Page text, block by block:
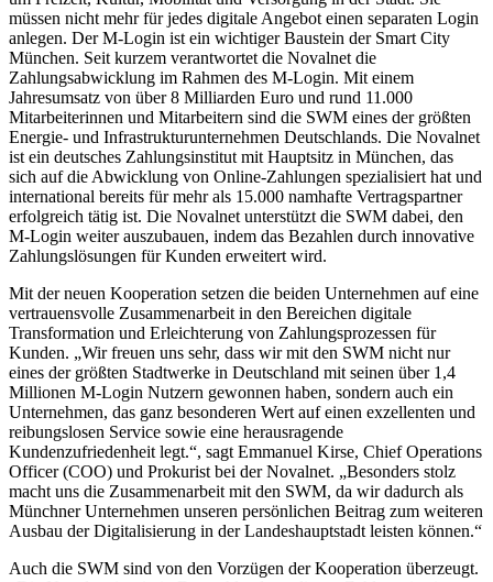
müssen nicht mehr für jedes digitale Angebot einen separaten Login
anlegen. Der M-Login ist ein wichtiger Baustein der Smart City
München. Seit kurzem verantwortet die Novalnet die
Zahlungsabwicklung im Rahmen des M-Login. Mit einem
Jahresumsatz von über 8 Milliarden Euro und rund 11.000
Mitarbeiterinnen und Mitarbeitern sind die SWM eines der größten
Energie- und Infrastrukturunternehmen Deutschlands. Die Novalnet
ist ein deutsches Zahlungsinstitut mit Hauptsitz in München, das
sich auf die Abwicklung von Online-Zahlungen spezialisiert hat und
international bereits für mehr als 15.000 namhafte Vertragspartner
erfolgreich tätig ist. Die Novalnet unterstützt die SWM dabei, den
M-Login weiter auszubauen, indem das Bezahlen durch innovative
Zahlungslösungen für Kunden erweitert wird.
Mit der neuen Kooperation setzen die beiden Unternehmen auf eine
vertrauensvolle Zusammenarbeit in den Bereichen digitale
Transformation und Erleichterung von Zahlungsprozessen für
Kunden. „Wir freuen uns sehr, dass wir mit den SWM nicht nur
eines der größten Stadtwerke in Deutschland mit seinen über 1,4
Millionen M-Login Nutzern gewonnen haben, sondern auch ein
Unternehmen, das ganz besonderen Wert auf einen exzellenten und
reibungslosen Service sowie eine herausragende
Kundenzufriedenheit legt.“, sagt Emmanuel Kirse, Chief Operations
Officer (COO) und Prokurist bei der Novalnet. „Besonders stolz
macht uns die Zusammenarbeit mit den SWM, da wir dadurch als
Münchner Unternehmen unseren persönlichen Beitrag zum weiteren
Ausbau der Digitalisierung in der Landeshauptstadt leisten können.“
Auch die SWM sind von den Vorzügen der Kooperation überzeugt.